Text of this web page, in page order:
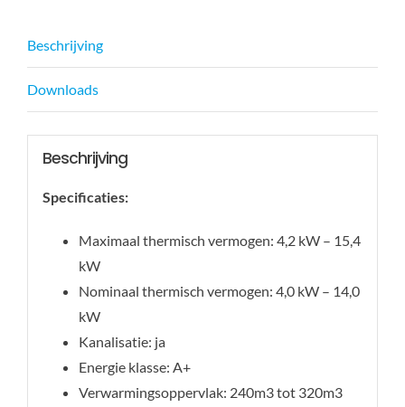
Beschrijving
Downloads
Beschrijving
Specificaties:
Maximaal thermisch vermogen: 4,2 kW – 15,4
kW
Nominaal thermisch vermogen: 4,0 kW – 14,0
kW
Kanalisatie: ja
Energie klasse: A+
Verwarmingsoppervlak: 240m3 tot 320m3